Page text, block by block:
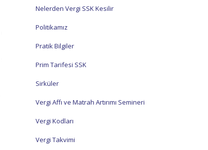
Nelerden Vergi SSK Kesilir
Politikamız
Pratik Bilgiler
Prim Tarifesi SSK
Sirküler
Vergi Affı ve Matrah Artırımı Semineri
Vergi Kodları
Vergi Takvimi